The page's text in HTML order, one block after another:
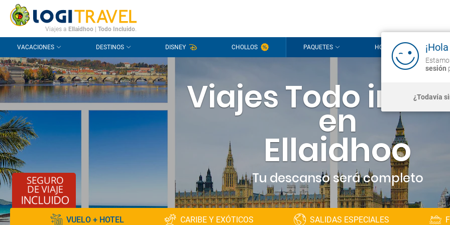
CONTACTO PREGUNTAS FRECUENTES
Viajes a Ellaidhoo Todo Incluido.
sesión
¿Todavía
VACACIONES DESTINOS DISNEY CHOLLOS PAQUETES HOTELES
Viajes Todo
en
Ellaidhoo
Tu descanso será completo
VUELO + HOTEL CARIBE Y EXÓTICOS SALIDAS ESPECIALES